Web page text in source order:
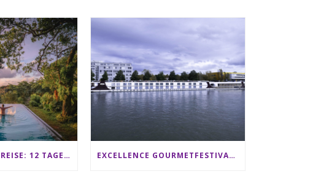
SRI LANKA RUNDREISE: 12 TAGE ZWISCHEN ELEFANTEN, TEEPLANTAGEN & STRAND ALS FAMILIE EXCELLENCE GOURMETFESTIVAL ´25: ZWEI STERNEKÖCHE ANTONIO GUIDA & DARIO MORESCO VERWÖHNEN IHRE GÄSTE AUF EINER LUXERIÖSEN SCHIFFSREISE